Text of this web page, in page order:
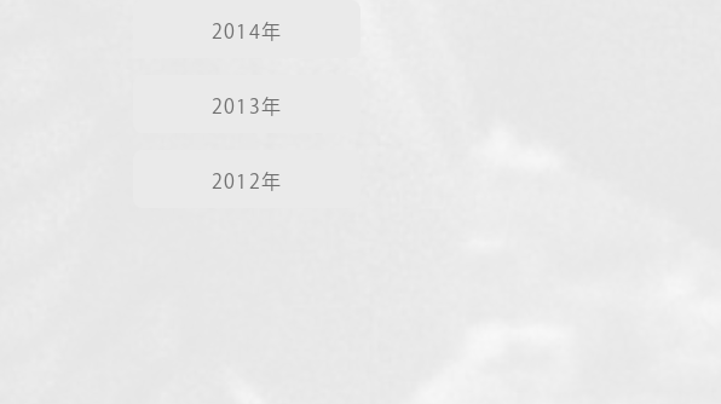
2014年
2013年
2012年